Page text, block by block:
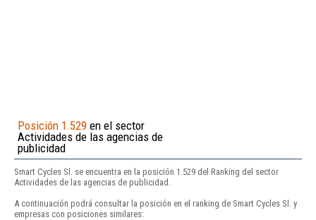
Posición 1.529 en el sector
Actividades de las agencias de
publicidad
Smart Cycles Sl. se encuentra en la posición 1.529 del Ranking del sector
Actividades de las agencias de publicidad.
A continuación podrá consultar la posición en el ranking de Smart Cycles Sl. y
empresas con posiciones similares: